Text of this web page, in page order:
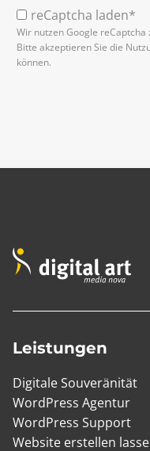
reCaptcha laden*
Wir nutzen Google reCaptcha
Bitte akzeptieren Sie die
können.
Leistungen
Digitale Souveränität
WordPress Agentur
WordPress Support
Website erstellen